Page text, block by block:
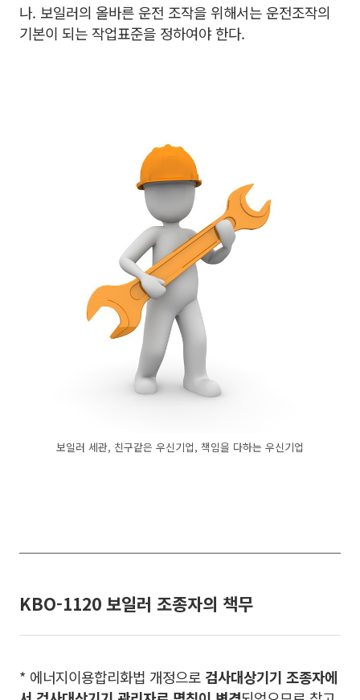
나. 보일러의 올바른 운전 조작을 위해서는 운전조작의
기본이 되는 작업표준을 정하여야 한다.
보일러 세관, 친구같은 우신기업, 책임을 다하는 우신기업
KBO-1120 보일러 조종자의 책무
* 에너지이용합리화법 개정으로 검사대상기기 조종자에